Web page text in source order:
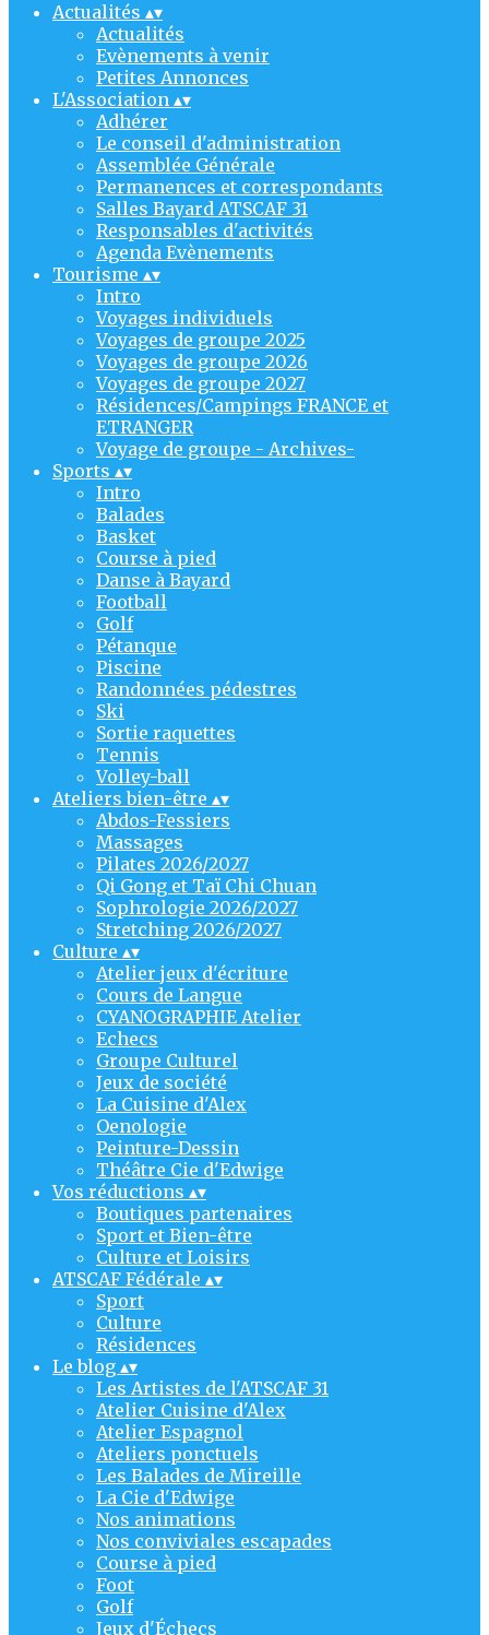
Actualités ▴▾
Actualités
Evènements à venir
Petites Annonces
L'Association ▴▾
Adhérer
Le conseil d'administration
Assemblée Générale
Permanences et correspondants
Salles Bayard ATSCAF 31
Responsables d'activités
Agenda Evènements
Tourisme ▴▾
Intro
Voyages individuels
Voyages de groupe 2025
Voyages de groupe 2026
Voyages de groupe 2027
Résidences/Campings FRANCE et
ETRANGER
Voyage de groupe - Archives-
Sports ▴▾
Intro
Balades
Basket
Course à pied
Danse à Bayard
Football
Golf
Pétanque
Piscine
Randonnées pédestres
Ski
Sortie raquettes
Tennis
Volley-ball
Ateliers bien-être ▴▾
Abdos-Fessiers
Massages
Pilates 2026/2027
Qi Gong et Taï Chi Chuan
Sophrologie 2026/2027
Stretching 2026/2027
Culture ▴▾
Atelier jeux d'écriture
Cours de Langue
CYANOGRAPHIE Atelier
Echecs
Groupe Culturel
Jeux de société
La Cuisine d'Alex
Oenologie
Peinture-Dessin
Théâtre Cie d'Edwige
Vos réductions ▴▾
Boutiques partenaires
Sport et Bien-être
Culture et Loisirs
ATSCAF Fédérale ▴▾
Sport
Culture
Résidences
Le blog ▴▾
Les Artistes de l'ATSCAF 31
Atelier Cuisine d'Alex
Atelier Espagnol
Ateliers ponctuels
Les Balades de Mireille
La Cie d'Edwige
Nos animations
Nos conviviales escapades
Course à pied
Foot
Golf
Jeux d'Échecs